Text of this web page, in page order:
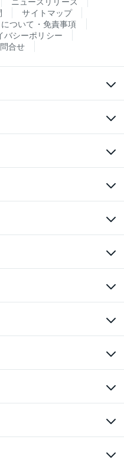
サイトマップ
ついて・免責事項
バシーポリシー
合せ